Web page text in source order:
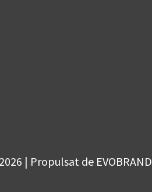
| Propulsat de EVOBRAND